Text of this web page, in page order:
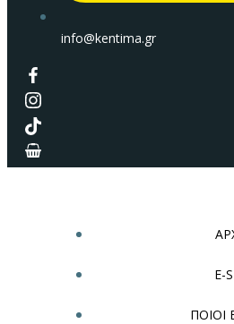
info@kentima.gr
E-
ΠΟΙΟΙ